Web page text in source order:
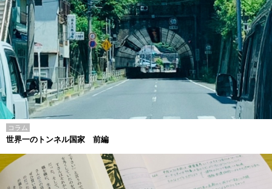
コラム
世界一のトンネル国家 前編